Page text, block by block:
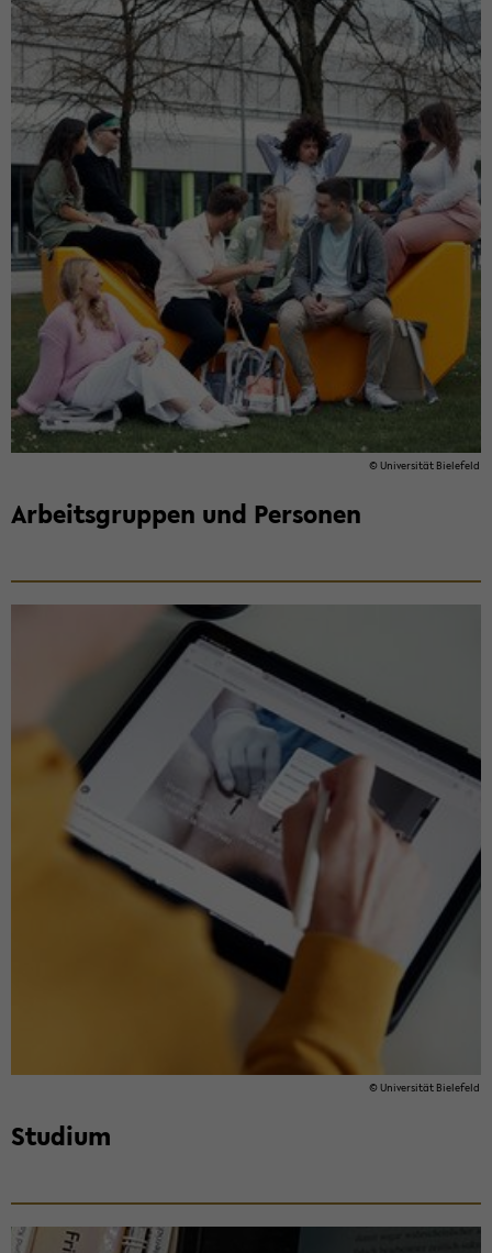
© Uni­ver­si­tät Bie­le­feld
Ar­beits­grup­pen und Per­so­nen
© Uni­ver­si­tät Bie­le­feld
Stu­di­um